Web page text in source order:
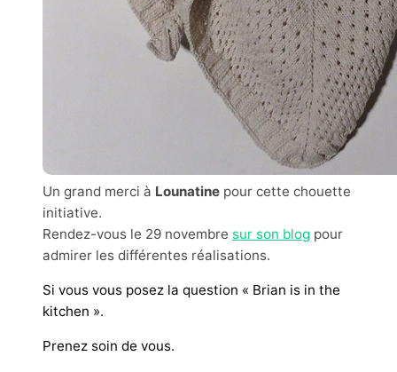
Un grand merci à Lounatine pour cette chouette
initiative.
Rendez-vous le 29 novembre sur son blog pour
admirer les différentes réalisations.
Si vous vous posez la question « Brian is in the
kitchen ».
Prenez soin de vous.